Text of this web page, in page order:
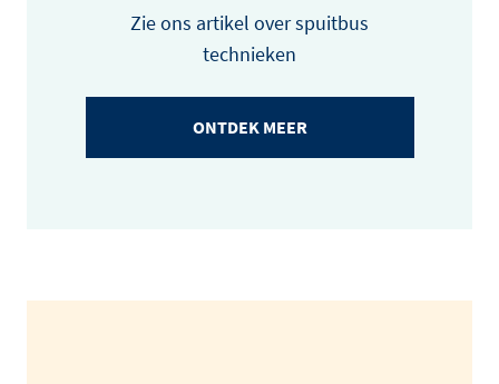
Zie ons artikel over spuitbus
technieken
ONTDEK MEER